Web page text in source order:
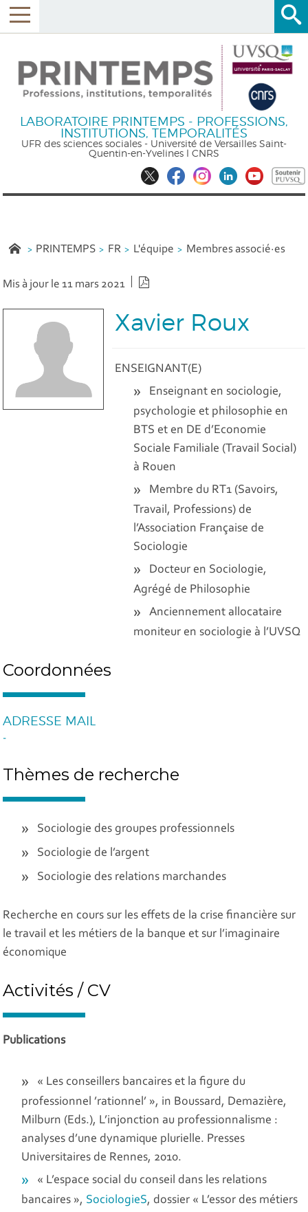
LABORATOIRE PRINTEMPS - PROFESSIONS,
INSTITUTIONS, TEMPORALITÉS
UFR des sciences sociales - Université de Versailles Saint-
Quentin-en-Yvelines l CNRS
PRINTEMPS FR L'équipe Membres associé·es
Mis à jour le 11 mars 2021
Xavier Roux
ENSEIGNANT(E)
Enseignant en sociologie,
psychologie et philosophie en
BTS et en DE d’Economie
Sociale Familiale (Travail Social)
à Rouen
Membre du RT1 (Savoirs,
Travail, Professions) de
l’Association Française de
Sociologie
Docteur en Sociologie,
Agrégé de Philosophie
Anciennement allocataire
moniteur en sociologie à l’UVSQ
Coordonnées
ADRESSE MAIL
-
Thèmes de recherche
Sociologie des groupes professionnels
Sociologie de l’argent
Sociologie des relations marchandes
Recherche en cours sur les effets de la crise financière sur
le travail et les métiers de la banque et sur l’imaginaire
économique
Activités / CV
Publications
« Les conseillers bancaires et la figure du
professionnel ’rationnel’ », in Boussard, Demazière,
Milburn (Eds.), L’injonction au professionnalisme :
analyses d’une dynamique plurielle. Presses
Universitaires de Rennes, 2010.
« L’espace social du conseil dans les relations
bancaires », SociologieS, dossier « L’essor des métiers